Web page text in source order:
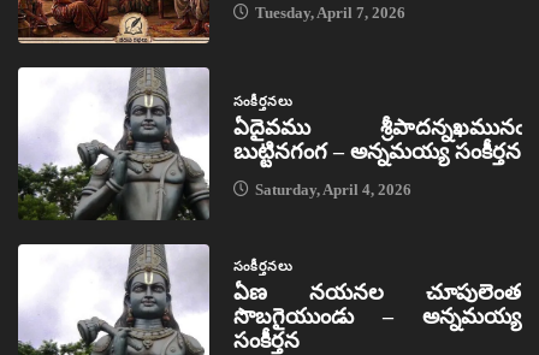
Tuesday, April 7, 2026
సంకీర్తనలు
ఏదైవము శ్రీపాదన్నఖమునఁ
బుట్టినగంగ – అన్నమయ్య సంకీర్తన
Saturday, April 4, 2026
సంకీర్తనలు
ఏణ నయనల చూపులెంత
సొబగైయుండు – అన్నమయ్య
సంకీర్తన